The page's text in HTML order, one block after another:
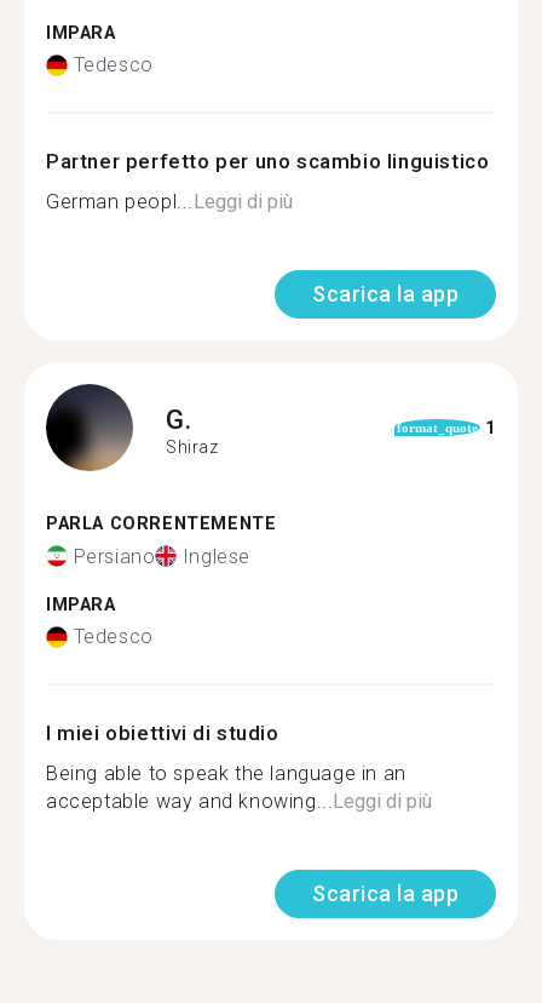
IMPARA
Tedesco
Partner perfetto per uno scambio linguistico
German peopl...Leggi di più
Scarica la app
G.
Shiraz
format_quote 1
PARLA CORRENTEMENTE
Persiano Inglese
IMPARA
Tedesco
I miei obiettivi di studio
Being able to speak the language in an
acceptable way and knowing...Leggi di più
Scarica la app